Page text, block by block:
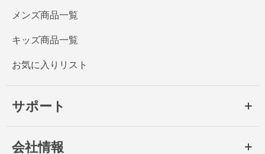
メンズ商品一覧
キッズ商品一覧
お気に入りリスト
サポート
会社情報